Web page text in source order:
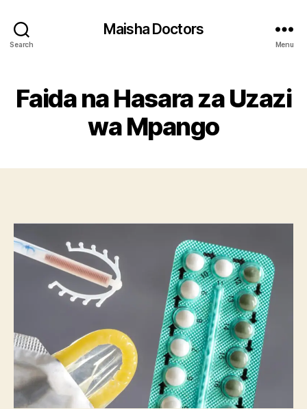
Search
Maisha Doctors
Menu
Faida na Hasara za Uzazi
wa Mpango